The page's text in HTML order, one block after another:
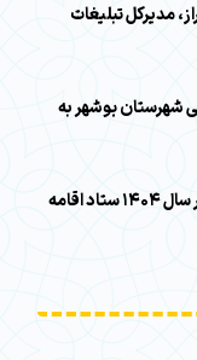
مدیرکل تبلیغات
شهرستان بوشهر به
تبلیغات اسلامی خوزستان دستگاه برتر سال ۱۴۰۴ ستاد اقامه